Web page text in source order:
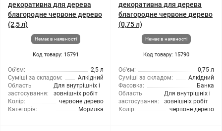
декоративна для дерева
благородне червоне дерево
(2,5 л)
Немає в наявності
Код товару: 15791
Об'єм:
2,5 л
Суміші за складом:
Алкідний
Область
застосування:
Для внутрішніх і
зовнішніх робіт
Колір:
червоне дерево
Категорія:
Морилка
декоративна для дерева
благородне червоне дерево
(0,75 л)
Немає в наявності
Код товару: 15790
Об'єм:
0,75 л
Суміші за складом:
Алкідний
Фасовка:
Банка
Область
застосування:
Для внутрішніх і
зовнішніх робіт
Колір:
червоне дерево